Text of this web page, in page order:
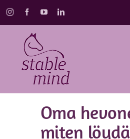
Skip
content
Oma
miten